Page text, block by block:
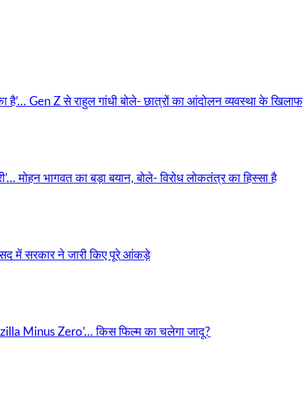
Gen Z से राहुल गांधी बोले- छात्रों का आंदोलन व्यवस्था के खिलाफ
भागवत का बड़ा बयान, बोले- विरोध लोकतंत्र का हिस्सा है
में सरकार ने जारी किए पूरे आंकड़े
Minus Zero’… किस फिल्म का चलेगा जादू?